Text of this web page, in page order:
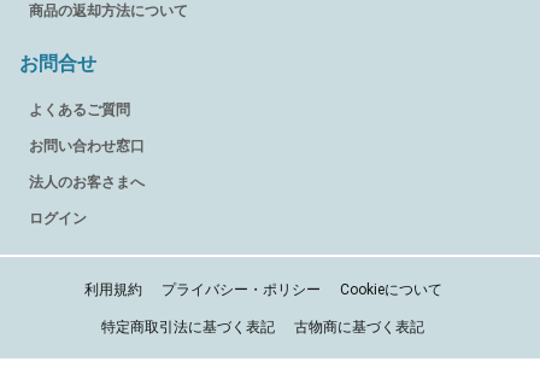
商品の返却方法について
お問合せ
よくあるご質問
お問い合わせ窓口
法人のお客さまへ
ログイン
利用規約 プライバシー・ポリシー Cookieについて
特定商取引法に基づく表記 古物商に基づく表記